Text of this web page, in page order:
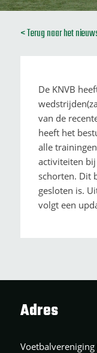
< Terug naar het
De KNVB
van de
heeft het
alle
activiteiten
schorten. Dit
gesloten is.
volgt een
Adres